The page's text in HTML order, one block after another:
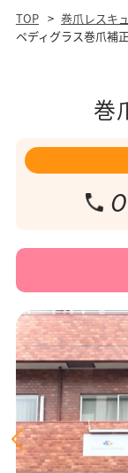
TOP
巻爪レスキ
ペディグラス巻爪補
巻